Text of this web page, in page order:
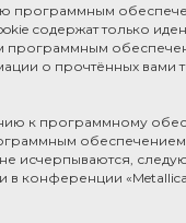
программным
содержат только
программным
о прочтённых вами
к программному
исчерпываются,
конференции